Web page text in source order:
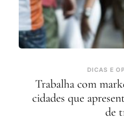
DICAS E
Trabalha com
cidades que
de